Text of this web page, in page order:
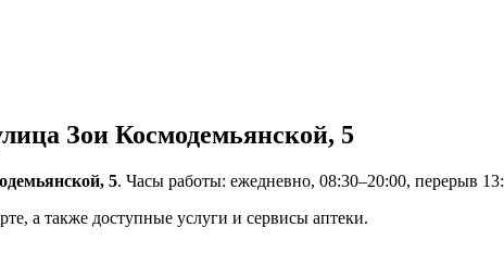
Зои Космодемьянской, 5
5. Часы работы: ежедневно, 08:30–20:00, перерыв
а также доступные услуги и сервисы аптеки.